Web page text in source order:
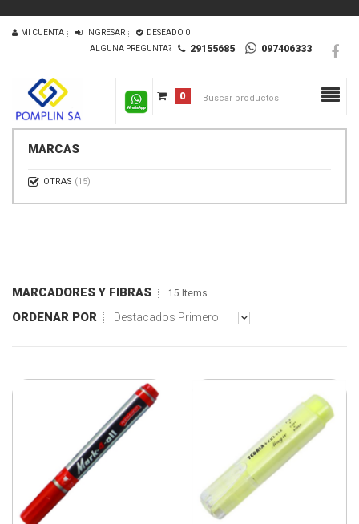
MI CUENTA INGRESAR DESEADO 0
ALGUNA PREGUNTA?
29155685 097406333
0
MARCAS
OTRAS (15)
MARCADORES Y FIBRAS 15 Items
ORDENAR POR Destacados Primero